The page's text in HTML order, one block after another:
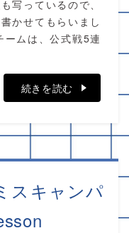
写っているので、
かせてもらいまし
ームは、公式戦5連
続きを読む
スキャンパ